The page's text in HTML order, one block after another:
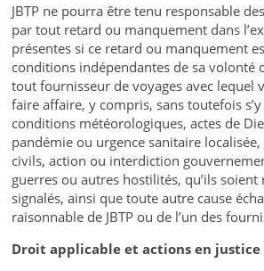
JBTP ne pourra être tenu responsable
par tout retard ou manquement dans
présentes si ce retard ou manquement
conditions indépendantes de sa volonté
tout fournisseur de voyages avec lequel
faire affaire, y compris, sans toutefois
conditions météorologiques, actes de
pandémie ou urgence sanitaire
civils, action ou interdiction
guerres ou autres hostilités, qu’ils soient
signalés, ainsi que toute autre cause
raisonnable de JBTP ou de l’un des
Droit applicable et actions en justice